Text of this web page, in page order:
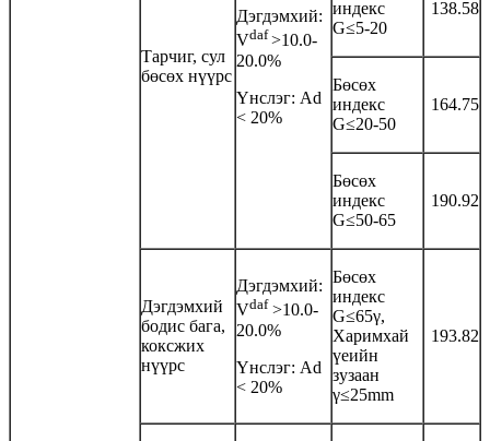
Тарчиг, сул
бөсөх нүүрс
Дэгдэмхий:
Vdaf>10.0-
20.0%
Үнслэг: Аd
< 20%
индекс
G≤5-20
138.58
Бөсөх
индекс
G≤20-50
164.75
Бөсөх
индекс
G≤50-65
190.92
Дэгдэмхий
бодис бага,
коксжих
нүүрс
Дэгдэмхий:
Vdaf >10.0-
20.0%
Үнслэг: Аd
< 20%
Бөсөх
индекс
G≤65γ,
Харимхай
үеийн
зузаан
γ≤25mm
193.82